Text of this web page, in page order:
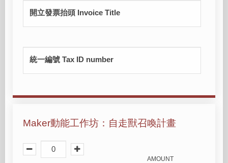
開立發票抬頭 Invoice Title
統一編號 Tax ID number
Maker動能工作坊：自走獸召喚計畫
AMOUNT